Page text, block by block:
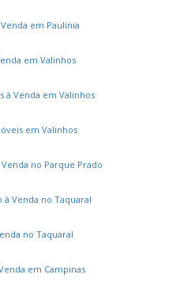
Park Gran Reserve
em Paulínia
em Valinhos
à Venda em Valinhos
em Valinhos
no Parque Prado
Venda no Taquaral
no Taquaral
em Campinas